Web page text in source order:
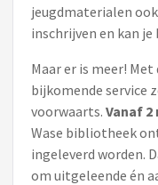
jeugdmaterialen
inschrijven en kan
Maar er is meer!
bijkomende service
voorwaarts. Vanaf 2
Wase bibliotheek
ingeleverd worden.
om uitgeleende én